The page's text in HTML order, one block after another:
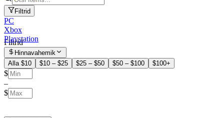
Filtrid
PC
Xbox
Playstation
Filtrid
Hinnavahemik
Alla $10
$10 – $25 $25 – $50 $50 – $100 $100+
$
–
$